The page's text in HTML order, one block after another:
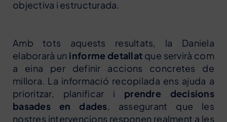
objectiva i estructurada.
Amb tots aquests resultats, la Daniela
elaborarà un informe detallat que servirà com
a eina per definir accions concretes de
millora. La informació recopilada ens ajuda a
prioritzar, planificar i prendre decisions
basades en dades , assegurant que les
nostres intervencions responen realment a les